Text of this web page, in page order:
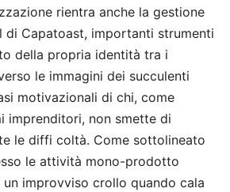
rientra anche la gestione
di Capatoast, importanti strumenti
della propria identità tra i
le immagini dei succulenti
motivazionali di chi, come
imprenditori, non smette di
le diffi coltà. Come sottolineato
le attività mono-prodotto
improvviso crollo quando cala